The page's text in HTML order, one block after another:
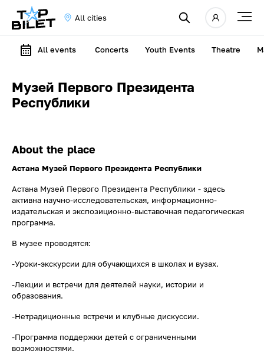
All cities
All events Concerts Youth Events Theatre
Музей Первого Президента
Республики
About the place
Астана Музей Первого Президента Республики
Астана Музей Первого Президента Республики - здесь
активна научно-исследовательская, информационно-
издательская и экспозиционно-выставочная педагогическая
программа.
В музее проводятся:
-Уроки-экскурсии для обучающихся в школах и вузах.
-Лекции и встречи для деятелей науки, истории и
образования.
-Нетрадиционные встречи и клубные дискуссии.
-Программа поддержки детей с ограниченными
возможностями.